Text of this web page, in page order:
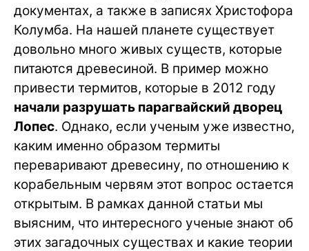
документах, а также в записях Христофора
Колумба. На нашей планете существует
довольно много живых существ, которые
питаются древесиной. В пример можно
привести термитов, которые в 2012 году
начали разрушать парагвайский дворец
Лопес. Однако, если ученым уже известно,
каким именно образом термиты
переваривают древесину, по отношению к
корабельным червям этот вопрос остается
открытым. В рамках данной статьи мы
выясним, что интересного ученые знают об
этих загадочных существах и какие теории